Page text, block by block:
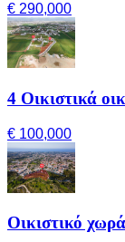
€ 290,000
4 Οικιστικά
€ 100,000
Οικιστικό